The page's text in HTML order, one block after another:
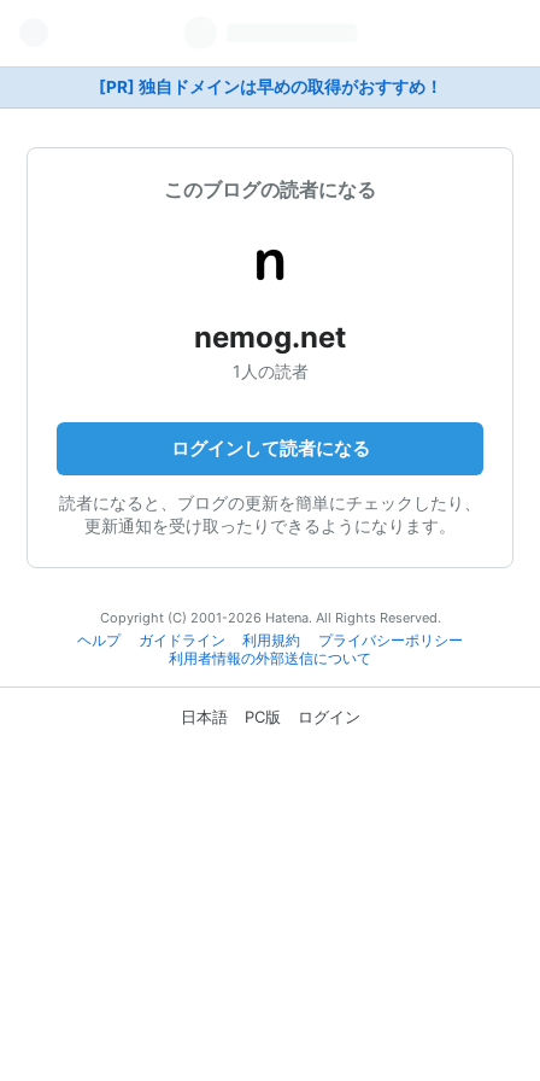
[PR] 独自ドメインは早めの取得がおすすめ！
このブログの読者になる
nemog.net
1人の読者
ログインして読者になる
読者になると、ブログの更新を簡単にチェックしたり、
更新通知を受け取ったりできるようになります。
Copyright (C) 2001-2026 Hatena. All Rights Reserved.
ヘルプ
ガイドライン 利用規約
プライバシーポリシー
利用者情報の外部送信について
日本語 PC版 ログイン